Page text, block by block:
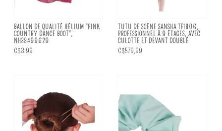
BALLON DE QUALITÉ HÉLIUM "PINK
COUNTRY DANCE BOOT",
NH38499629
C$3,99
TUTU DE SCÈNE SANSHA TF1806,
PROFESSIONNEL À 9 ÉTAGES, AVEC
CULOTTE ET DEVANT DOUBLÉ
C$579,99